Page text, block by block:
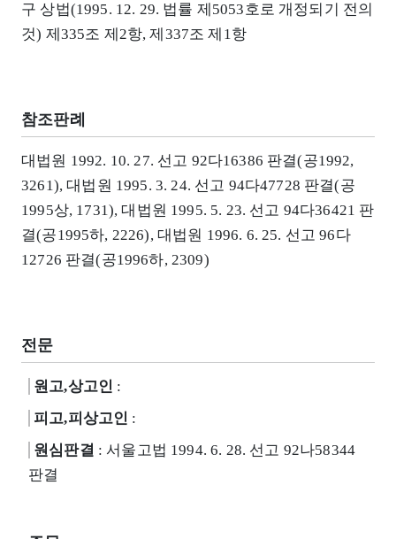
구 상법(1995. 12. 29. 법률 제5053호로 개정되기 전의
것) 제335조 제2항, 제337조 제1항
참조판례
대법원 1992. 10. 27. 선고 92다16386 판결(공1992,
3261), 대법원 1995. 3. 24. 선고 94다47728 판결(공
1995상, 1731), 대법원 1995. 5. 23. 선고 94다36421 판
결(공1995하, 2226), 대법원 1996. 6. 25. 선고 96다
12726 판결(공1996하, 2309)
전문
원고,상고인 :
피고,피상고인 :
원심판결 : 서울고법 1994. 6. 28. 선고 92나58344
판결